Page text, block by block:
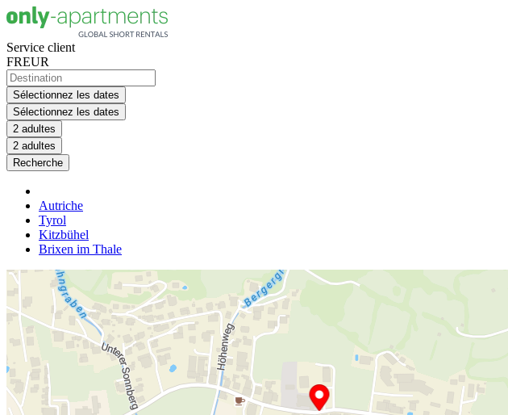
Service client
FREUR
Sélectionnez les dates
Sélectionnez les dates
2 adultes
2 adultes
Recherche
Autriche
Tyrol
Kitzbühel
Brixen im Thale